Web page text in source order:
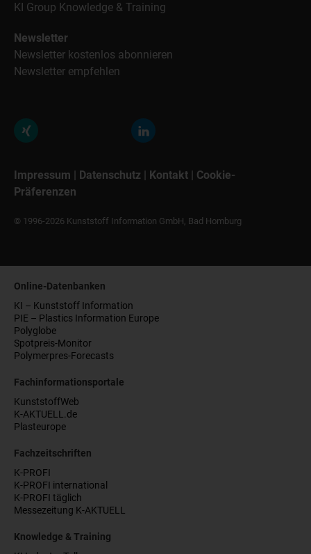
KI Group Knowledge & Training
Newsletter
Newsletter kostenlos abonnieren
Newsletter empfehlen
Impressum | Datenschutz | Kontakt | Cookie-
Präferenzen
© 1996-2026 Kunststoff Information GmbH, Bad Homburg
Online-Datenbanken
KI – Kunststoff Information
PIE – Plastics Information Europe
Polyglobe
Spotpreis-Monitor
Polymerpres-Forecasts
Fachinformationsportale
KunststoffWeb
K-AKTUELL.de
Plasteurope
Fachzeitschriften
K-PROFI
K-PROFI international
K-PROFI täglich
Messezeitung K-AKTUELL
Knowledge & Training